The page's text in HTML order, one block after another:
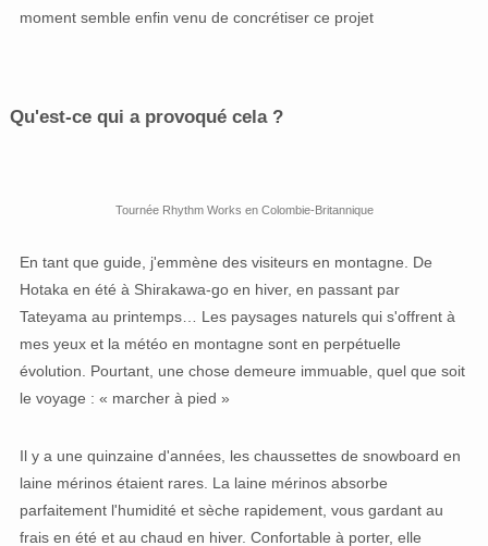
moment semble enfin venu de concrétiser ce projet
Qu'est-ce qui a provoqué cela ?
Tournée Rhythm Works en Colombie-Britannique
En tant que guide, j'emmène des visiteurs en montagne. De
Hotaka en été à Shirakawa-go en hiver, en passant par
Tateyama au printemps… Les paysages naturels qui s'offrent à
mes yeux et la météo en montagne sont en perpétuelle
évolution. Pourtant, une chose demeure immuable, quel que soit
le voyage : « marcher à pied »
Il y a une quinzaine d'années, les chaussettes de snowboard en
laine mérinos étaient rares. La laine mérinos absorbe
parfaitement l'humidité et sèche rapidement, vous gardant au
frais en été et au chaud en hiver. Confortable à porter, elle